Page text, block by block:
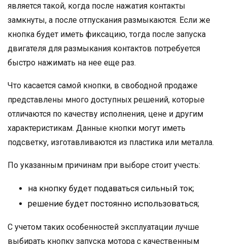
является такой, когда после нажатия контакты
замкнуты, а после отпускания размыкаются. Если же
кнопка будет иметь фиксацию, тогда после запуска
двигателя для размыкания контактов потребуется
быстро нажимать на нее еще раз.
Что касается самой кнопки, в свободной продаже
представлены много доступных решений, которые
отличаются по качеству исполнения, цене и другим
характеристикам. Данные кнопки могут иметь
подсветку, изготавливаются из пластика или металла.
По указанным причинам при выборе стоит учесть:
на кнопку будет подаваться сильный ток;
решение будет постоянно использоваться;
С учетом таких особенностей эксплуатации лучше
выбирать кнопку запуска мотора с качественным